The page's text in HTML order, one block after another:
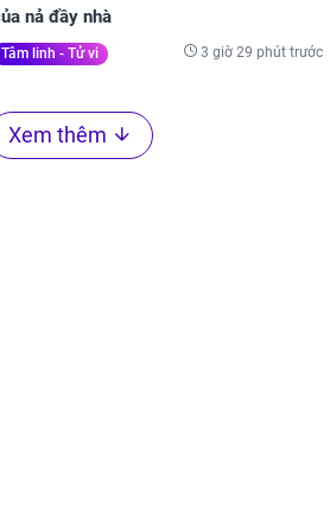
nả đầy nhà
Tâm linh - Tử vi 3 giờ 29 phút trước
Xem thêm